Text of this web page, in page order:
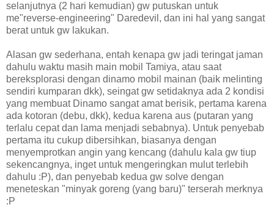
selanjutnya (2 hari kemudian) gw putuskan untuk
me"reverse-engineering" Daredevil, dan ini hal yang sangat
berat untuk gw lakukan.
Alasan gw sederhana, entah kenapa gw jadi teringat jaman
dahulu waktu masih main mobil Tamiya, atau saat
bereksplorasi dengan dinamo mobil mainan (baik melinting
sendiri kumparan dkk), seingat gw setidaknya ada 2 kondisi
yang membuat Dinamo sangat amat berisik, pertama karena
ada kotoran (debu, dkk), kedua karena aus (putaran yang
terlalu cepat dan lama menjadi sebabnya). Untuk penyebab
pertama itu cukup dibersihkan, biasanya dengan
menyemprotkan angin yang kencang (dahulu kala gw tiup
sekencangnya, inget untuk mengeringkan mulut terlebih
dahulu :P), dan penyebab kedua gw solve dengan
meneteskan "minyak goreng (yang baru)" terserah merknya
:P